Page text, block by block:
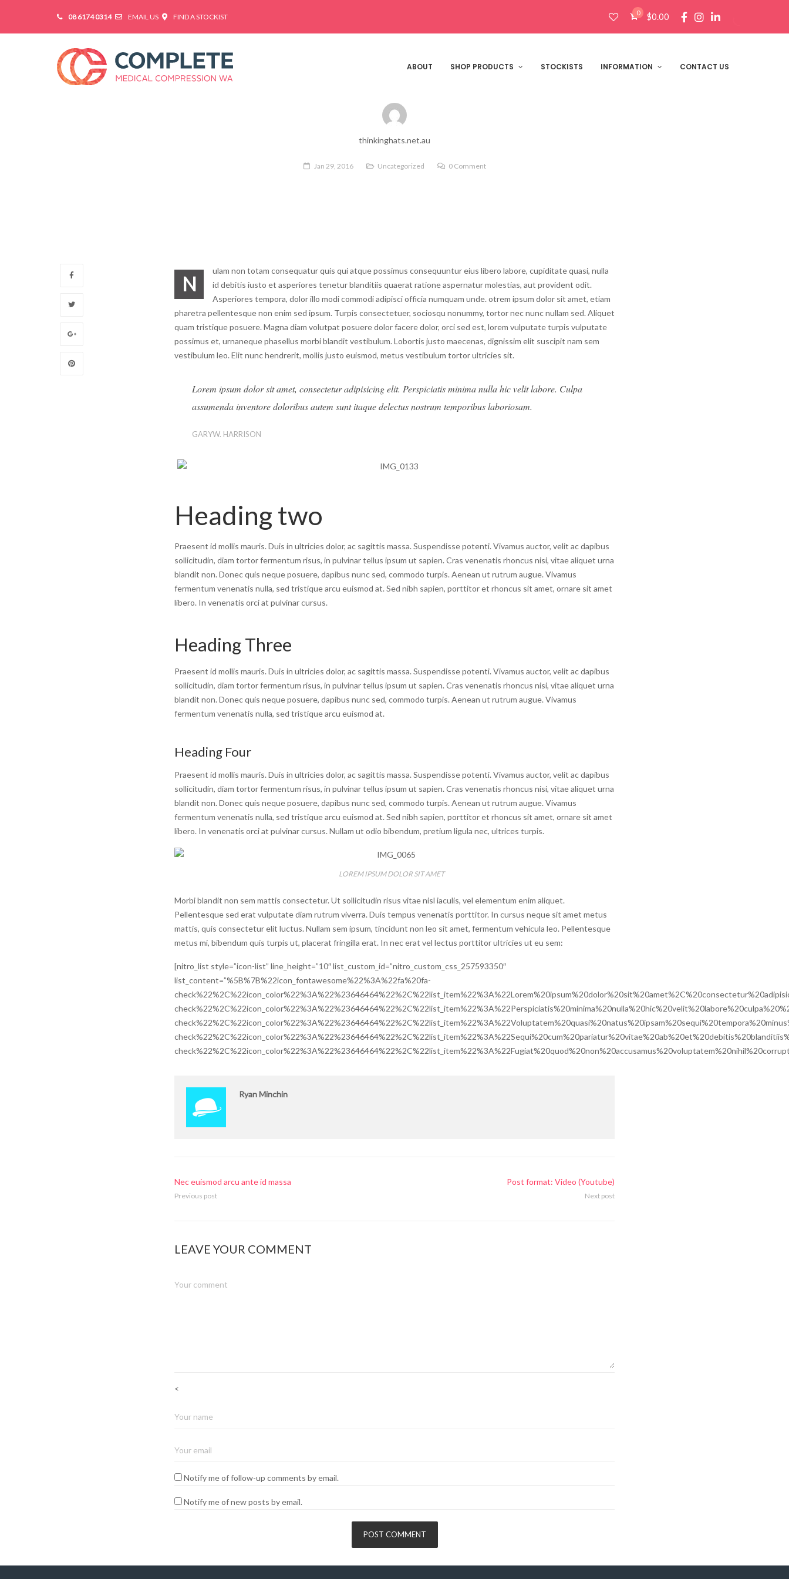
08 6174 0314 EMAIL US FIND A STOCKIST 0 $0.00
search
ABOUT SHOP PRODUCTS STOCKISTS INFORMATION CONTACT US
Donec gravida sem maximus elit
thinkinghats.net.au
Jan 29, 2016 Uncategorized 0 Comment
N
ulam non totam consequatur quis qui atque possimus consequuntur eius libero labore, cupiditate quasi, nulla
id debitis iusto et asperiores tenetur blanditiis quaerat ratione aspernatur molestias, aut provident odit.
Asperiores tempora, dolor illo modi commodi adipisci officia numquam unde. otrem ipsum dolor sit amet, etiam
pharetra pellentesque non enim sed ipsum. Turpis consectetuer, sociosqu nonummy, tortor nec nunc nullam sed. Aliquet
quam tristique posuere. Magna diam volutpat posuere dolor facere dolor, orci sed est, lorem vulputate turpis vulputate
possimus et, urnaneque phasellus morbi blandit vestibulum. Lobortis justo maecenas, dignissim elit suscipit nam sem
vestibulum leo. Elit nunc hendrerit, mollis justo euismod, metus vestibulum tortor ultricies sit.
Lorem ipsum dolor sit amet, consectetur adipisicing elit. Perspiciatis minima nulla hic velit labore. Culpa
assumenda inventore doloribus autem sunt itaque delectus nostrum temporibus laboriosam.
GARYW. HARRISON
Heading two
Praesent id mollis mauris. Duis in ultricies dolor, ac sagittis massa. Suspendisse potenti. Vivamus auctor, velit ac dapibus
sollicitudin, diam tortor fermentum risus, in pulvinar tellus ipsum ut sapien. Cras venenatis rhoncus nisi, vitae aliquet urna
blandit non. Donec quis neque posuere, dapibus nunc sed, commodo turpis. Aenean ut rutrum augue. Vivamus
fermentum venenatis nulla, sed tristique arcu euismod at. Sed nibh sapien, porttitor et rhoncus sit amet, ornare sit amet
libero. In venenatis orci at pulvinar cursus.
Heading Three
Praesent id mollis mauris. Duis in ultricies dolor, ac sagittis massa. Suspendisse potenti. Vivamus auctor, velit ac dapibus
sollicitudin, diam tortor fermentum risus, in pulvinar tellus ipsum ut sapien. Cras venenatis rhoncus nisi, vitae aliquet urna
blandit non. Donec quis neque posuere, dapibus nunc sed, commodo turpis. Aenean ut rutrum augue. Vivamus
fermentum venenatis nulla, sed tristique arcu euismod at.
Heading Four
Praesent id mollis mauris. Duis in ultricies dolor, ac sagittis massa. Suspendisse potenti. Vivamus auctor, velit ac dapibus
sollicitudin, diam tortor fermentum risus, in pulvinar tellus ipsum ut sapien. Cras venenatis rhoncus nisi, vitae aliquet urna
blandit non. Donec quis neque posuere, dapibus nunc sed, commodo turpis. Aenean ut rutrum augue. Vivamus
fermentum venenatis nulla, sed tristique arcu euismod at. Sed nibh sapien, porttitor et rhoncus sit amet, ornare sit amet
libero. In venenatis orci at pulvinar cursus. Nullam ut odio bibendum, pretium ligula nec, ultrices turpis.
LOREM IPSUM DOLOR SIT AMET
Morbi blandit non sem mattis consectetur. Ut sollicitudin risus vitae nisl iaculis, vel elementum enim aliquet.
Pellentesque sed erat vulputate diam rutrum viverra. Duis tempus venenatis porttitor. In cursus neque sit amet metus
mattis, quis consectetur elit luctus. Nullam sem ipsum, tincidunt non leo sit amet, fermentum vehicula leo. Pellentesque
metus mi, bibendum quis turpis ut, placerat fringilla erat. In nec erat vel lectus porttitor ultricies ut eu sem:
[nitro_list style=”icon-list” line_height=”10″ list_custom_id=”nitro_custom_css_257593350″
list_content=”%5B%7B%22icon_fontawesome%22%3A%22fa%20fa-
Ryan Minchin
Nec euismod arcu ante id massa
Previous post
Post format: Video (Youtube)
Next post
LEAVE YOUR COMMENT
<
Notify me of follow-up comments by email.
Notify me of new posts by email.